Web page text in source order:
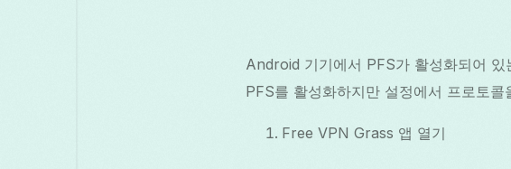
Android 기기에서 PFS가 활성화되어
PFS를 활성화하지만 설정에서 프로토콜
Free VPN Grass 앱 열기